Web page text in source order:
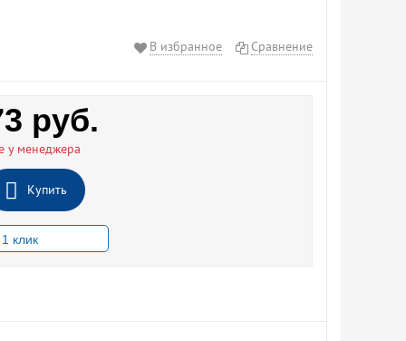
В избранное Сравнение
руб.
у менеджера
Купить